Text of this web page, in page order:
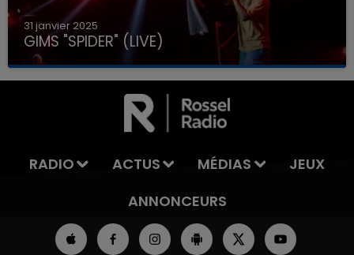
31 janvier 2025
GIMS "SPIDER" (LIVE)
RADIO ACTUS MÉDIAS
JEUX
ANNONCEURS